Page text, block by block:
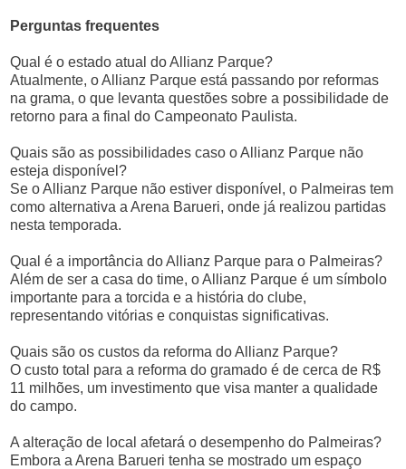
Perguntas frequentes
Qual é o estado atual do Allianz Parque?
Atualmente, o Allianz Parque está passando por reformas
na grama, o que levanta questões sobre a possibilidade de
retorno para a final do Campeonato Paulista.
Quais são as possibilidades caso o Allianz Parque não
esteja disponível?
Se o Allianz Parque não estiver disponível, o Palmeiras tem
como alternativa a Arena Barueri, onde já realizou partidas
nesta temporada.
Qual é a importância do Allianz Parque para o Palmeiras?
Além de ser a casa do time, o Allianz Parque é um símbolo
importante para a torcida e a história do clube,
representando vitórias e conquistas significativas.
Quais são os custos da reforma do Allianz Parque?
O custo total para a reforma do gramado é de cerca de R$
11 milhões, um investimento que visa manter a qualidade
do campo.
A alteração de local afetará o desempenho do Palmeiras?
Embora a Arena Barueri tenha se mostrado um espaço